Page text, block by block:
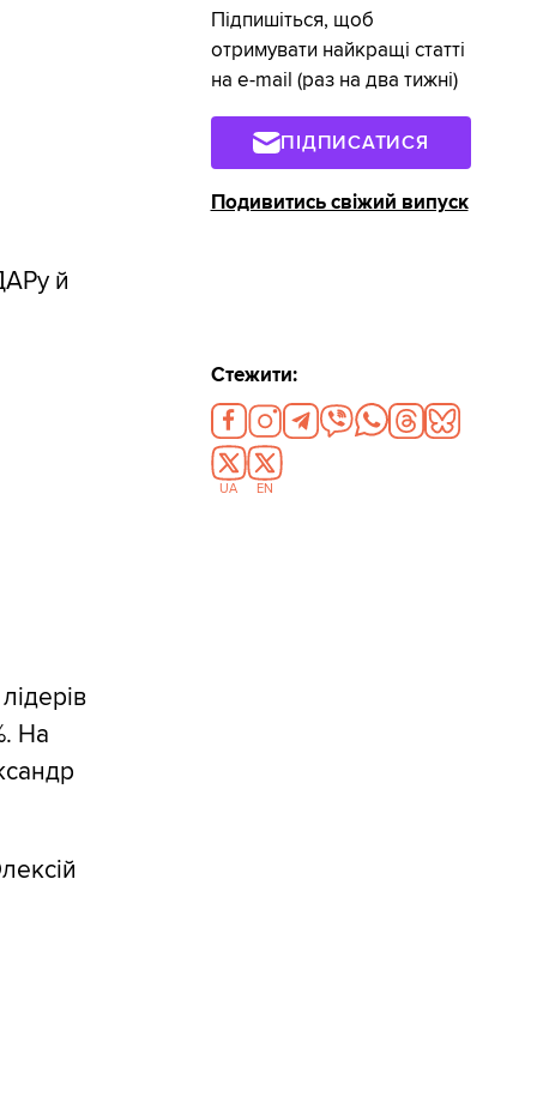
й
На
Підпишіться, щоб
отримувати найкращі статті
на e-mail (раз на два тижні)
ПІДПИСАТИСЯ
Подивитись свіжий випуск
Стежити:
UA EN